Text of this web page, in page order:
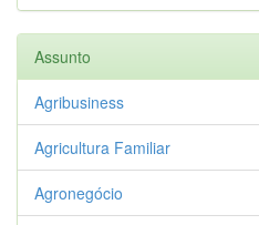
Assunto
Agribusiness
Agricultura Familiar
Agronegócio